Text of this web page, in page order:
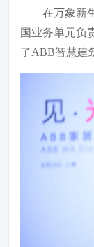
在万象新
国业务单元负
了ABB智慧建